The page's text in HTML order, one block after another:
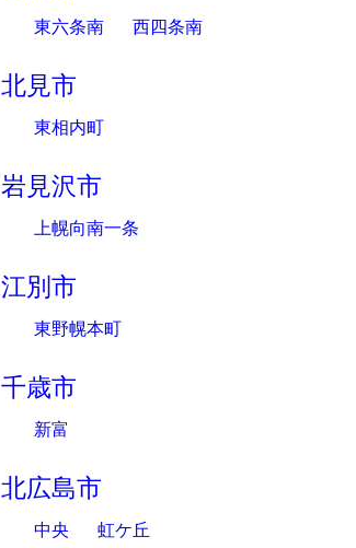
東六条南 西四条南
北見市
東相内町
岩見沢市
上幌向南一条
江別市
東野幌本町
千歳市
新富
北広島市
中央 虹ケ丘